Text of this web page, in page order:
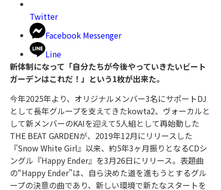
Twitter
Facebook Messenger
Line
新体制になって「自分たちが今後やっていきたいビート
ガーデンはこれだ！」という1枚が出来た。
今年2025年より、オリジナルメンバー3名にサポートDJ
として長年グループを支えてきたkowta2、ヴォーカルと
して新メンバーのKAIを迎えて5人組として再始動した
THE BEAT GARDENが、2019年12月にリリースした
『Snow White Girl』以来、約5年3ヶ月振りとなるCDシ
ングル『Happy Ender』を3月26日にリリース。表題曲
の“Happy Ender”は、自ら決めた道を進もうとするグル
ープの決意の曲であり、新しい環境で新たなスタートを